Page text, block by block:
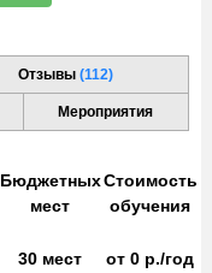
Отзывы (112)
Мероприятия
Бюджетных
мест
Стоимость
обучения
30 мест от 0 р./год